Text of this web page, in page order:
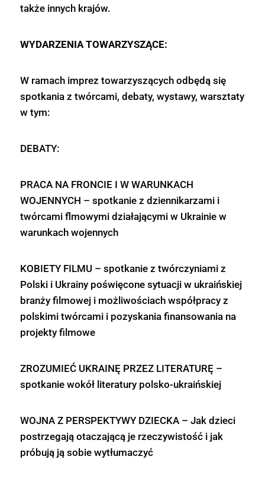
także innych krajów.
WYDARZENIA TOWARZYSZĄCE:
W ramach imprez towarzyszących odbędą się
spotkania z twórcami, debaty, wystawy, warsztaty
w tym:
DEBATY:
PRACA NA FRONCIE I W WARUNKACH
WOJENNYCH – spotkanie z dziennikarzami i
twórcami flmowymi działającymi w Ukrainie w
warunkach wojennych
KOBIETY FILMU – spotkanie z twórczyniami z
Polski i Ukrainy poświęcone sytuacji w ukraińskiej
branży filmowej i możliwościach współpracy z
polskimi twórcami i pozyskania finansowania na
projekty filmowe
ZROZUMIEĆ UKRAINĘ PRZEZ LITERATURĘ –
spotkanie wokół literatury polsko-ukraińskiej
WOJNA Z PERSPEKTYWY DZIECKA – Jak dzieci
postrzegają otaczającą je rzeczywistość i jak
próbują ją sobie wytłumaczyć